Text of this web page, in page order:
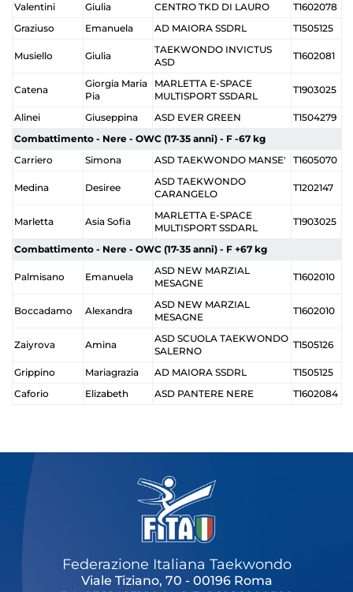
Valentini Giulia CENTRO TKD DI LAURO
T1602078
Graziuso
Emanuela AD MAIORA SSDRL T1505125
Musiello Giulia
TAEKWONDO INVICTUS
ASD
T1602081
Catena
Giorgia Maria
Pia
MARLETTA E-SPACE
MULTISPORT SSDARL
T1903025
Alinei Giuseppina ASD EVER GREEN
T1504279
Combattimento - Nere - OWC (17-35 anni) - F -67 kg
Carriero
Simona ASD TAEKWONDO MANSE' T1605070
Medina Desiree
ASD TAEKWONDO
CARANGELO
T1202147
Marletta Asia Sofia
MARLETTA E-SPACE
MULTISPORT SSDARL
T1903025
Combattimento - Nere - OWC (17-35 anni) - F +67 kg
Palmisano Emanuela
ASD NEW MARZIAL
MESAGNE
T1602010
Boccadamo Alexandra
ASD NEW MARZIAL
MESAGNE
T1602010
Zaiyrova Amina
ASD SCUOLA TAEKWONDO
SALERNO
T1505126
Grippino Mariagrazia AD MAIORA SSDRL
T1505125
Caforio
Elizabeth ASD PANTERE NERE T1602084
Federazione Italiana Taekwondo
Viale Tiziano, 70 - 00196 Roma